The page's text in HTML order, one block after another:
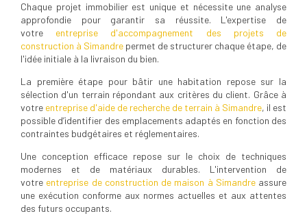
Chaque projet immobilier est unique et nécessite une analyse
approfondie pour garantir sa réussite. L'expertise de
votre entreprise d'accompagnement des projets de
construction à Simandre permet de structurer chaque étape, de
l'idée initiale à la livraison du bien.
La première étape pour bâtir une habitation repose sur la
sélection d'un terrain répondant aux critères du client. Grâce à
votre entreprise d'aide de recherche de terrain à Simandre, il est
possible d’identifier des emplacements adaptés en fonction des
contraintes budgétaires et réglementaires.
Une conception efficace repose sur le choix de techniques
modernes et de matériaux durables. L'intervention de
votre entreprise de construction de maison à Simandreassure
une exécution conforme aux normes actuelles et aux attentes
des futurs occupants.